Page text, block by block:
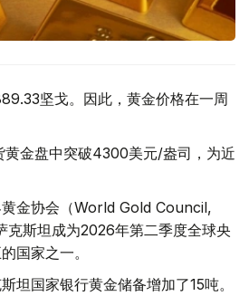
坚戈。因此，黄金价格在一周
金盘中突破4300美元/盎司，为近
黄金协会（World Gold Council,
克斯坦成为2026年第二季度全球央
国家之一。
坦国家银行黄金储备增加了15吨。